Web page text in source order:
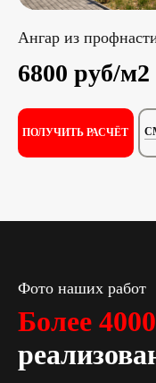
Ангар из
6800 руб/м2
ПОЛУЧИТЬ РАСЧЁТ
Фото наших работ
Более 4000